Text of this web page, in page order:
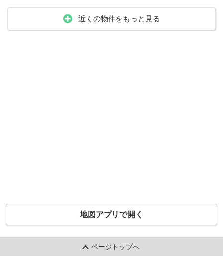
近くの物件をもっと見る
地図アプリで開く
ページトップへ